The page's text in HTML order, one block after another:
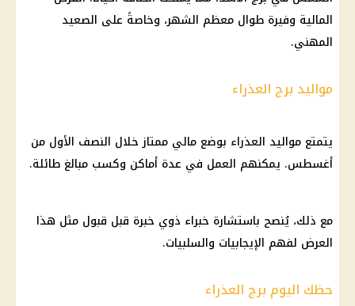
المالية وفيرة طوال معظم الشهر، وخاصةً على الصعيد
المهني.
مواليد برج العذراء
يتمتع مواليد العذراء بوضع مالي ممتاز خلال النصف الأول من
أغسطس. يمكنهم العمل في عدة أماكن وكسب مبالغ طائلة.
مع ذلك، يُنصح باستشارة خبراء ذوي خبرة قبل قبول مثل هذا
العرض لفهم الإيجابيات والسلبيات.
حظك اليوم برج العذراء